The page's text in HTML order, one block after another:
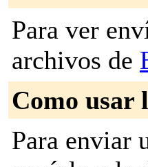
Para ver
archivos de
Como usar
Para enviar